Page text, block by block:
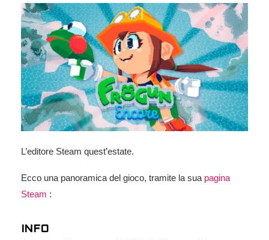
L’editore Steam quest’estate.
Ecco una panoramica del gioco, tramite la sua pagina
Steam :
INFO